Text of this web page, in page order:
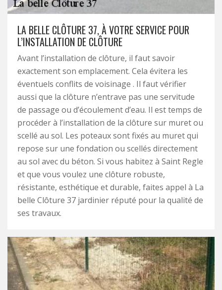
LA BELLE CLÔTURE 37, À VOTRE SERVICE POUR
L’INSTALLATION DE CLÔTURE
Avant l’installation de clôture, il faut savoir
exactement son emplacement. Cela évitera les
éventuels conflits de voisinage . Il faut vérifier
aussi que la clôture n’entrave pas une servitude
de passage ou d’écoulement d’eau. Il est temps de
procéder à l’installation de la clôture sur muret ou
scellé au sol. Les poteaux sont fixés au muret qui
repose sur une fondation ou scellés directement
au sol avec du béton. Si vous habitez à Saint Regle
et que vous voulez une clôture robuste,
résistante, esthétique et durable, faites appel à La
belle Clôture 37 jardinier réputé pour la qualité de
ses travaux.